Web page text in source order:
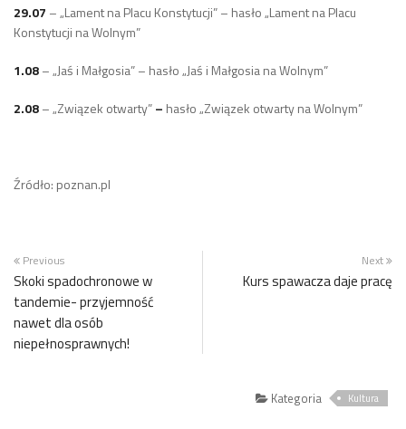
29.07 – „Lament na Placu Konstytucji” – hasło „Lament na Placu
Konstytucji na Wolnym”
1.08– „Jaś i Małgosia” – hasło „Jaś i Małgosia na Wolnym”
2.08– „Związek otwarty”– hasło „Związek otwarty na Wolnym”
Źródło: poznan.pl
Previous
Skoki spadochronowe w
tandemie- przyjemność
nawet dla osób
niepełnosprawnych!
Next
Kurs spawacza daje pracę
Kategoria Kultura